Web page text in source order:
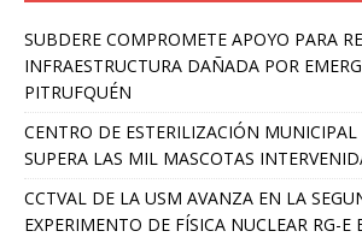
SUBDERE COMPROMETE APOYO PARA
INFRAESTRUCTURA DAÑADA POR
PITRUFQUÉN
CENTRO DE ESTERILIZACIÓN
SUPERA LAS MIL MASCOTAS
CCTVAL DE LA USM AVANZA EN LA
EXPERIMENTO DE FÍSICA NUCLEAR RG-E